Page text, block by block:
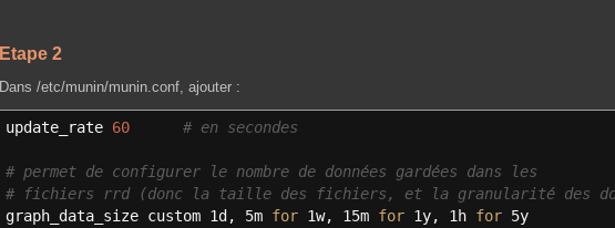
Etape 2
Dans /etc/munin/munin.conf, ajouter :
update_rate 60 # en secondes
# permet de configurer le nombre de données gardées dans les
# fichiers rrd (donc la taille des fichiers, et la granularité des
graph_data_size custom 1d, 5m for 1w, 15m for 1y, 1h for 5y